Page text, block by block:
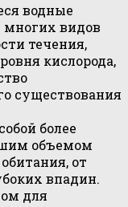
водные
видов
течения,
кислорода,
существования
более
объемом
от
впадин.
для